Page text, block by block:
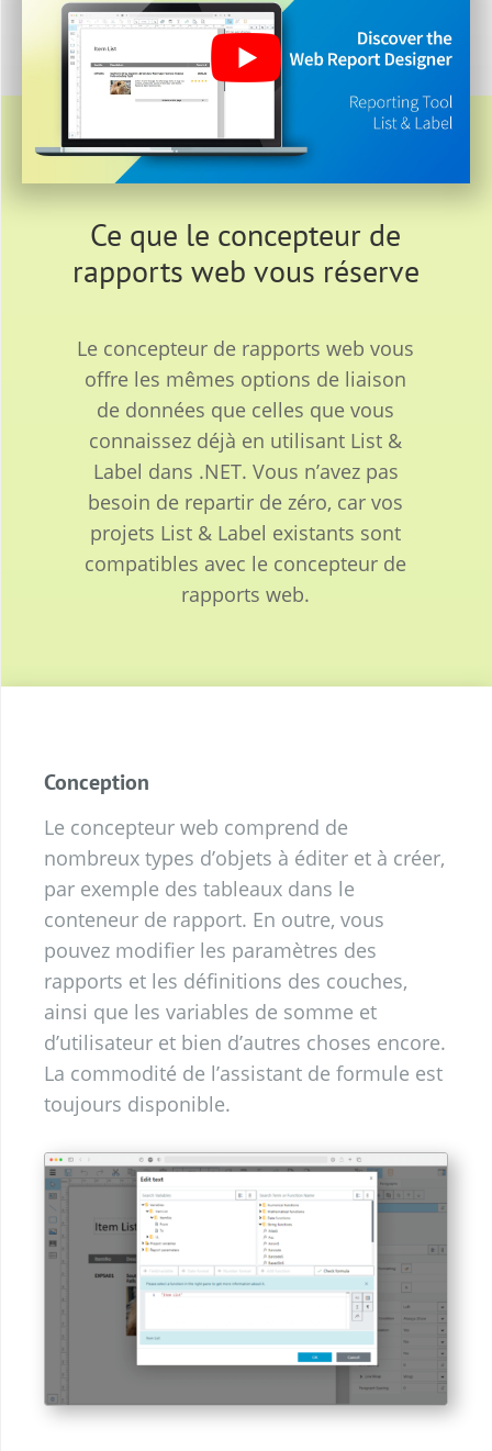
Ce que le concepteur de
rapports web vous réserve
Le concepteur de rapports web vous
offre les mêmes options de liaison
de données que celles que vous
connaissez déjà en utilisant List &
Label dans .NET. Vous n’avez pas
besoin de repartir de zéro, car vos
projets List & Label existants sont
compatibles avec le concepteur de
rapports web.
Conception
Le concepteur web comprend de
nombreux types d’objets à éditer et à créer,
par exemple des tableaux dans le
conteneur de rapport. En outre, vous
pouvez modifier les paramètres des
rapports et les définitions des couches,
ainsi que les variables de somme et
d’utilisateur et bien d’autres choses encore.
La commodité de l’assistant de formule est
toujours disponible.